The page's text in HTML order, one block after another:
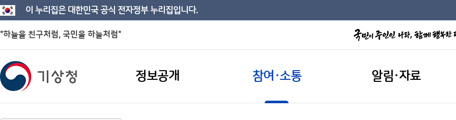
이 누리집은 대한민국 공식 전자정부 누리집입니다.
"하늘을 친구처럼, 국민을 하늘처럼"
정보공개 참여·소통 알림·자료